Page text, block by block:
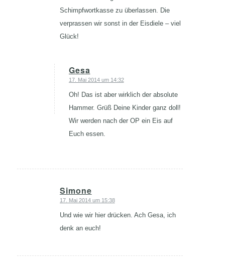
Schimpfwortkasse zu überlassen. Die
verprassen wir sonst in der Eisdiele – viel
Glück!
Gesa
sagte:
17. Mai 2014 um 14:32
Oh! Das ist aber wirklich der absolute
Hammer. Grüß Deine Kinder ganz doll!
Wir werden nach der OP ein Eis auf
Euch essen.
Simone
sagte:
17. Mai 2014 um 15:38
Und wie wir hier drücken. Ach Gesa, ich
denk an euch!